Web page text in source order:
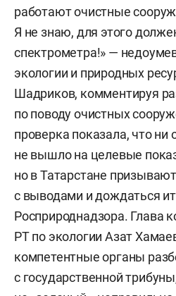
работают очистные
Я не знаю, для этого
спектрометра!» —
экологии и природных
Шадриков, комментируя
по поводу очистных
проверка показала, что ни
не вышло на целевые
но в Татарстане
с выводами и дождаться
Росприроднадзора. Глава
РТ по экологии Азат
компетентные органы
с государственной